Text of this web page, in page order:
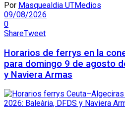
Por Masquealdia UTMedios
09/08/2026
0
ShareTweet
Horarios de ferrys en la
para domingo 9 de agosto
y Naviera Armas